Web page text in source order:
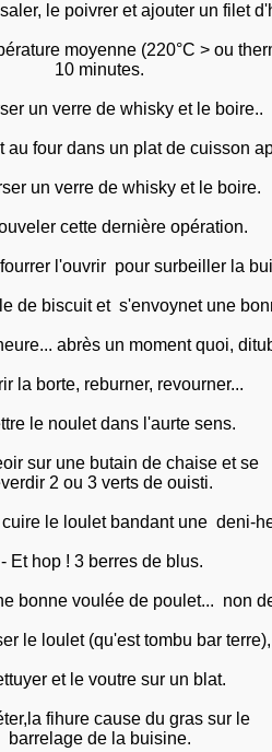
le poivrer et ajouter un filet
moyenne (220°C > ou
10 minutes.
un verre de whisky et le boire..
au four dans un plat de cuisson
un verre de whisky et le boire.
cette dernière opération.
l'ouvrir pour surbeiller la
de biscuit et s'envoynet une
abrès un moment quoi,
la borte, reburner, revourner...
le noulet dans l'aurte sens.
sur une butain de chaise et se
2 ou 3 verts de ouisti.
le loulet bandant une deni-
- Et hop ! 3 berres de blus.
bonne voulée de poulet... non
le loulet (qu'est tombu bar terre),
et le voutre sur un blat.
fihure cause du gras sur le
barrelage de la buisine.